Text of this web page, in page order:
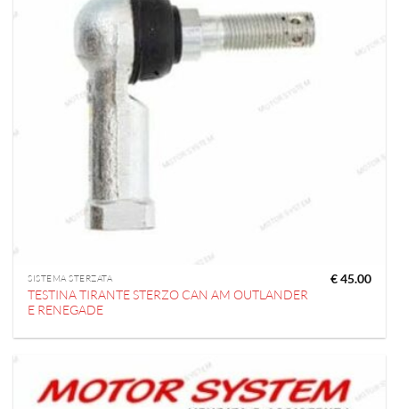
SISTEMA STERZATA
TESTINA TIRANTE STERZO CAN AM OUTLANDER
E RENEGADE
€45.00